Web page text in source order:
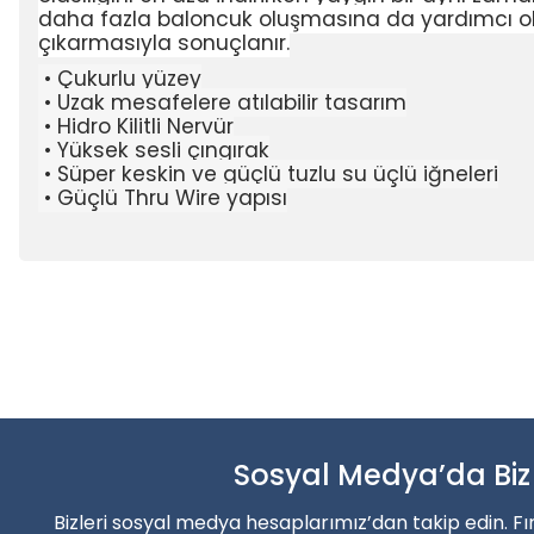
daha fazla baloncuk oluşmasına da yardımcı
çıkarmasıyla sonuçlanır.
• Çukurlu yüzey
• Uzak mesafelere atılabilir tasarım
• Hidro Kilitli Nervür
• Yüksek sesli çıngırak
• Süper keskin ve güçlü tuzlu su üçlü iğneleri
• Güçlü Thru Wire yapısı
Ürün fiyatı diğer sitelerden daha pahalı.
Bu ürüne benzer farklı alternatifler olmalı.
Alışverişe Başla
Sosyal Medya’da Biz
Bizleri sosyal medya hesaplarımız’dan takip edin.